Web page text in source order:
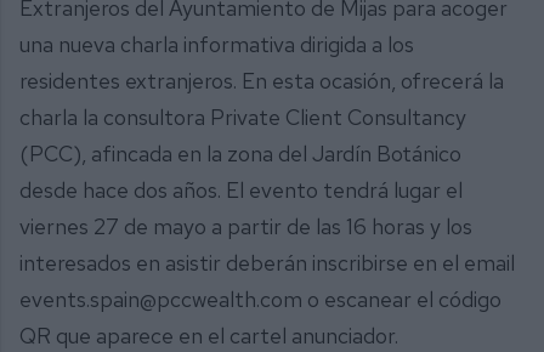
Extranjeros del Ayuntamiento de Mijas para acoger
una nueva charla informativa dirigida a los
residentes extranjeros. En esta ocasión, ofrecerá la
charla la consultora Private Client Consultancy
(PCC), afincada en la zona del Jardín Botánico
desde hace dos años. El evento tendrá lugar el
viernes 27 de mayo a partir de las 16 horas y los
interesados en asistir deberán inscribirse en el email
events.spain@pccwealth.com o escanear el código
QR que aparece en el cartel anunciador.